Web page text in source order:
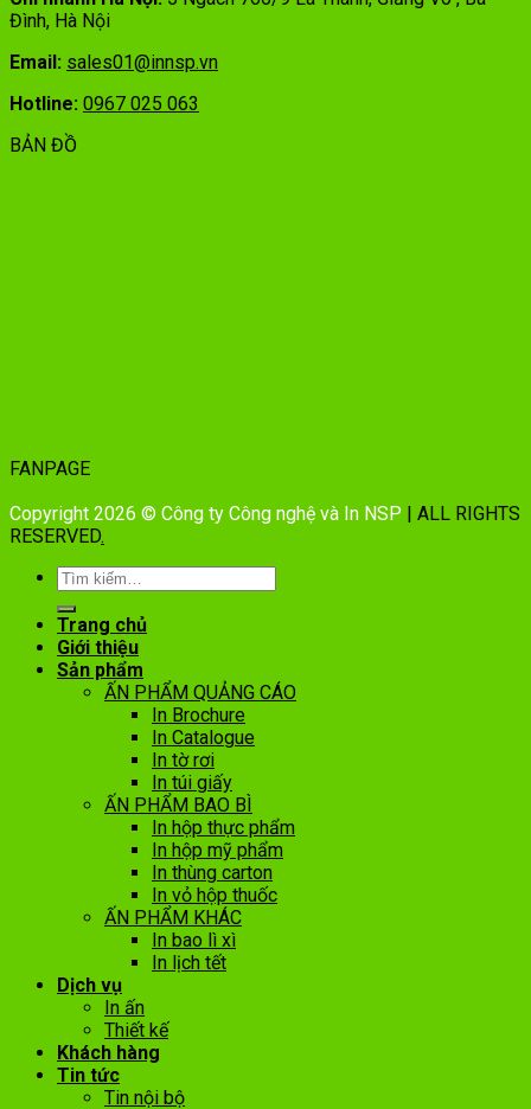
Đình, Hà Nội
Email: sales01@innsp.vn
Hotline: 0967 025 063
BẢN ĐỒ
FANPAGE
Copyright 2026 © Công ty Công nghệ và In NSP | ALL RIGHTS
RESERVED.
Trang chủ
Giới thiệu
Sản phẩm
ẤN PHẨM QUẢNG CÁO
In Brochure
In Catalogue
In tờ rơi
In túi giấy
ẤN PHẨM BAO BÌ
In hộp thực phẩm
In hộp mỹ phẩm
In thùng carton
In vỏ hộp thuốc
ẤN PHẨM KHÁC
In bao lì xì
In lịch tết
Dịch vụ
In ấn
Thiết kế
Khách hàng
Tin tức
Tin nội bộ